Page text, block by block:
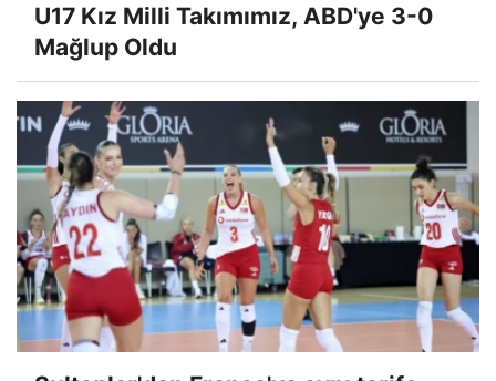
U17 Kız Milli Takımımız, ABD'ye 3-0
Mağlup Oldu